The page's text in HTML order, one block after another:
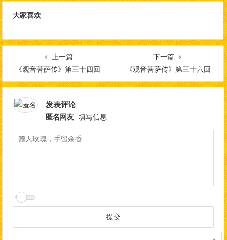
大家喜欢
上一篇
《观音菩萨传》第三十四回
下一篇
《观音菩萨传》第三十六回
发表评论
匿名网友 填写信息